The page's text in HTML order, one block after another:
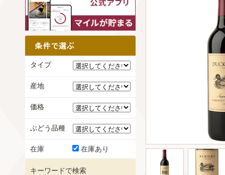
タイプ
産地
価格
ぶどう品種
在庫 在庫あり
キーワードで検索